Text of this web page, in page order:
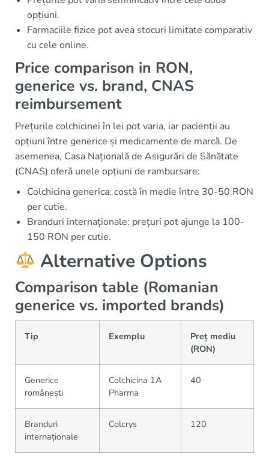
opțiuni.
Farmaciile fizice pot avea stocuri limitate comparativ
cu cele online.
Price comparison in RON,
generice vs. brand, CNAS
reimbursement
Prețurile colchicinei în lei pot varia, iar pacienții au
opțiuni între generice și medicamente de marcă. De
asemenea, Casa Națională de Asigurări de Sănătate
(CNAS) oferă unele opțiuni de rambursare:
Colchicina generica: costă în medie între 30-50 RON
per cutie.
Branduri internaționale: prețuri pot ajunge la 100-
150 RON per cutie.
Alternative Options
Comparison table (Romanian
generice vs. imported brands)
Tip Exemplu
Preț mediu
(RON)
Generice
românești
Colchicina 1A
Pharma
40
Branduri
internaționale
Colcrys 120